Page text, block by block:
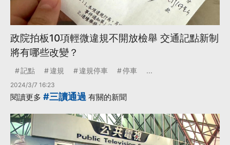
政院拍板10項輕微違規不開放檢舉 交通記點新制
將有哪些改變？
記點 違規 違規停車 停車 ...
2024/3/7 16:23
閱讀更多 #三讀通過 有關的新聞